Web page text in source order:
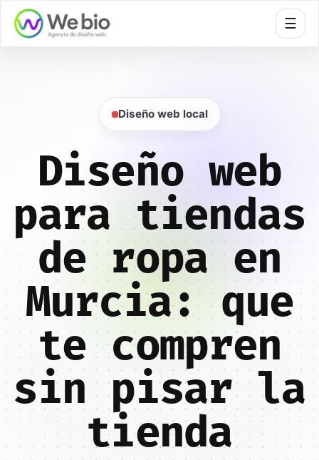
☰
Diseño web local
Diseño web
para tiendas
de ropa en
Murcia: que
te compren
sin pisar la
tienda